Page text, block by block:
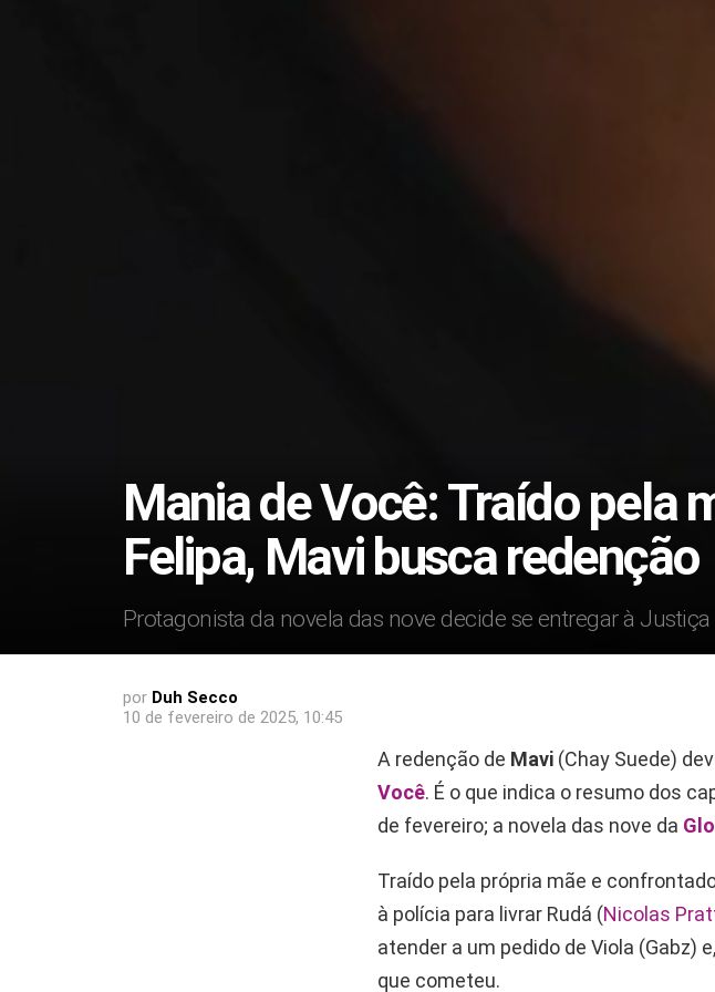
Mania de Você: Traído pela
Felipa, Mavi busca redenção
Protagonista da novela das nove decide se entregar à Justiça
por Duh Secco
10 de fevereiro de 2025, 10:45
A redenção de Mavi (Chay Suede)
Você. É o que indica o resumo dos
de fevereiro; a novela das nove da
Traído pela própria mãe e
à polícia para livrar Rudá (Nicolas
atender a um pedido de Viola (Gabz)
que cometeu.